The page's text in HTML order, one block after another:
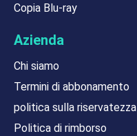
Copia Blu-ray
Azienda
Chi siamo
Termini di abbonamento
politica sulla riservatezza
Politica di rimborso